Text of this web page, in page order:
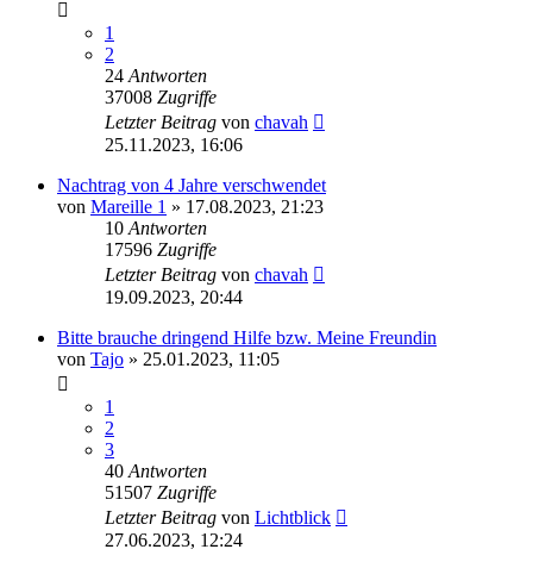
1
2
24 Antworten
37008 Zugriffe
Letzter Beitrag von chavah
25.11.2023, 16:06
Nachtrag von 4 Jahre verschwendet
von Mareille 1 » 17.08.2023, 21:23
10 Antworten
17596 Zugriffe
Letzter Beitrag von chavah
19.09.2023, 20:44
Bitte brauche dringend Hilfe bzw. Meine Freundin
von Tajo » 25.01.2023, 11:05
1
2
3
40 Antworten
51507 Zugriffe
Letzter Beitrag von Lichtblick
27.06.2023, 12:24